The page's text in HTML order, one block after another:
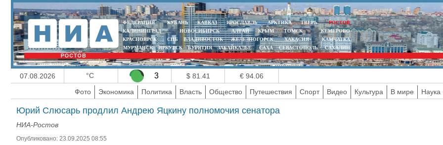
ФЕДЕРАЦИЯ КУБАНЬ КАВКАЗ ЯРОСЛАВЛЬ АРКТИКА ТВЕРЬ
РОСТОВ
КАЛИНИНГРАД
НОВОСИБИРСК АЛТАЙ КРЫМ ТОМСК
КЕМЕРОВО
КРАСНОЯРСК
СПБ ВЛАДИВОСТОК ЖЕЛЕЗНОГОРСК ХАКАСИЯ
КАМЧАТКА
МУРМАНСК
ИРКУТСК БУРЯТИЯ ЗАБАЙКАЛЬЕ САХА СЕВАСТОПОЛЬ САХАЛИН
07.08.2026 °C 3 $ 81.41
€ 94.06
Фото
Экономика Политика Власть Общество Путешествия Спорт Видео Культура В мире Наука
Юрий Слюсарь продлил Андрею Яцкину полномочия сенатора
НИА-Ростов
Опубликовано: 23.09.2025 08:55